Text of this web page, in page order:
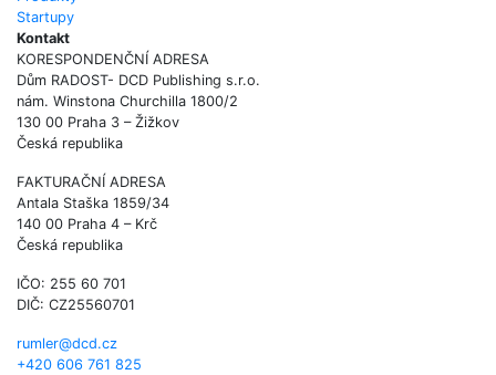
Startupy
Kontakt
KORESPONDENČNÍ ADRESA
Dům RADOST- DCD Publishing s.r.o.
nám. Winstona Churchilla 1800/2
130 00 Praha 3 – Žižkov
Česká republika
FAKTURAČNÍ ADRESA
Antala Staška 1859/34
140 00 Praha 4 – Krč
Česká republika
IČO: 255 60 701
DIČ: CZ25560701
rumler@dcd.cz
+420 606 761 825